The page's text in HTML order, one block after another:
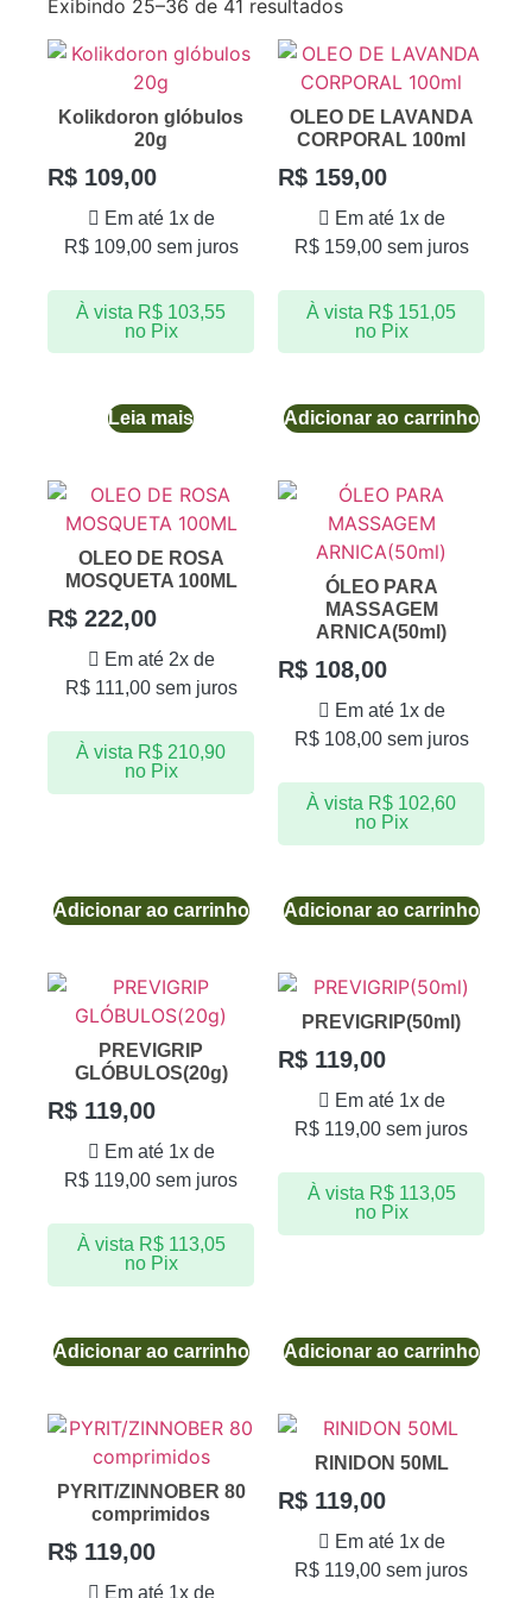
Exibindo 25–36 de 41 resultados
Kolikdoron glóbulos
20g
R$ 109,00
Em até 1x de
R$109,00sem juros
À vista R$ 103,55
no Pix
Leia mais
OLEO DE LAVANDA
CORPORAL 100ml
R$ 159,00
Em até 1x de
R$159,00sem juros
À vista R$ 151,05
no Pix
Adicionar ao carrinho
OLEO DE ROSA
MOSQUETA 100ML
R$ 222,00
Em até 2x de
R$111,00sem juros
À vista R$ 210,90
no Pix
Adicionar ao carrinho
ÓLEO PARA
MASSAGEM
ARNICA(50ml)
R$ 108,00
Em até 1x de
R$108,00sem juros
À vista R$ 102,60
no Pix
Adicionar ao carrinho
PREVIGRIP
GLÓBULOS(20g)
R$ 119,00
Em até 1x de
R$ 119,00 sem juros
À vista R$113,05
no Pix
Adicionar ao carrinho
PREVIGRIP(50ml)
R$ 119,00
Em até 1x de
R$ 119,00 sem juros
À vista R$113,05
no Pix
Adicionar ao carrinho
PYRIT/ZINNOBER 80
comprimidos
R$ 119,00
Em até 1x de
RINIDON 50ML
R$ 119,00
Em até 1x de
R$ 119,00 sem juros